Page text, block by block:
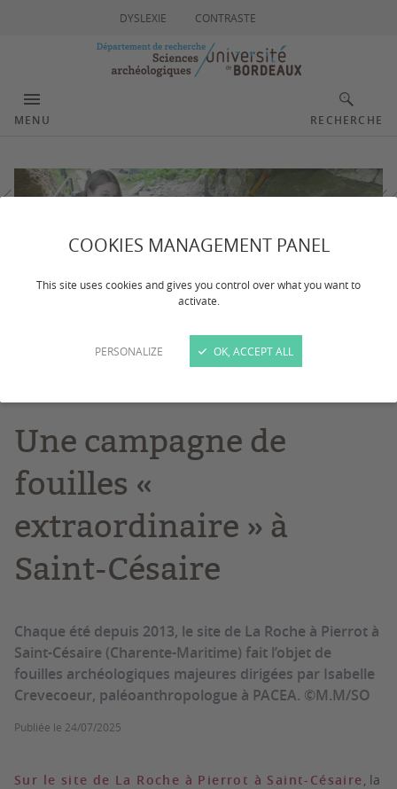
COOKIES MANAGEMENT PANEL
This site uses cookies and gives you control over what you want to
activate.
PERSONALIZE OK, ACCEPT ALL
DYSLEXIE CONTRASTE
MENU RECHERCHE
Une campagne de
fouilles «
extraordinaire » à
Saint-Césaire
Chaque été depuis 2013, le site de La Roche à Pierrot à
Saint-Césaire (Charente-Maritime) fait l’objet de
fouilles archéologiques majeures dirigées par Isabelle
Crevecoeur, paléoanthropologue à PACEA. ©M.M/SO
Publiée le 24/07/2025
Sur le site de La Roche à Pierrot à Saint-Césaire, la